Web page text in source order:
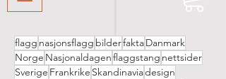
flagg nasjonsflagg bilderfaktaDanmark
Norge Nasjonaldagenflaggstang nettsider
Sverige Frankrike Skandinaviadesign